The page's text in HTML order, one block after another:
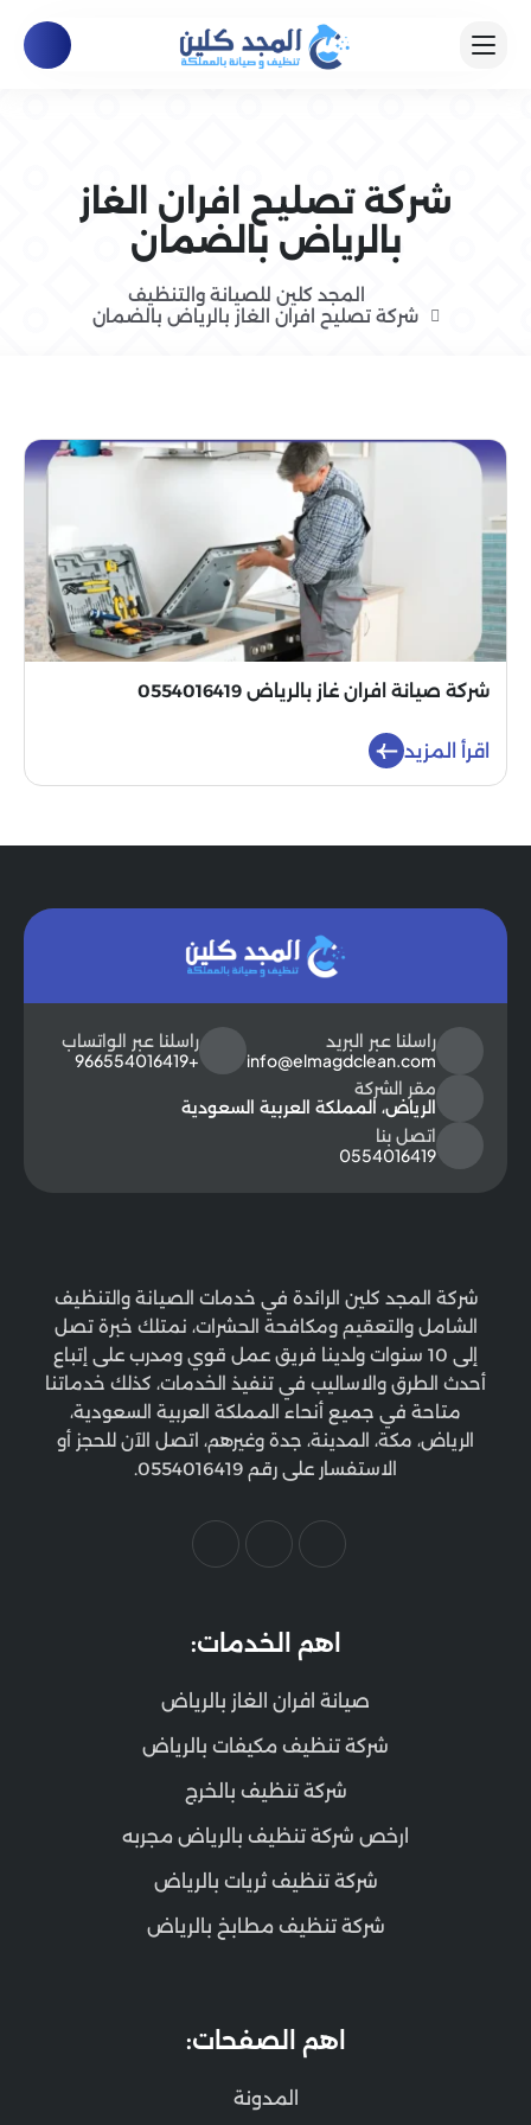
شركة تصليح افران الغاز
بالرياض بالضمان
المجد كلين للصيانة والتنظيف
شركة تصليح افران الغاز بالرياض بالضمان
شركة صيانة افران غاز بالرياض 0554016419
اقرأ المزيد
راسلنا عبر البريد
info@elmagdclean.com
راسلنا عبر الواتساب
+966554016419
مقر الشركة
الرياض، المملكة العربية السعودية
اتصل بنا
0554016419
شركة المجد كلين الرائدة في خدمات الصيانة والتنظيف
الشامل والتعقيم ومكافحة الحشرات، نمتلك خبرة تصل
إلى 10 سنوات ولدينا فريق عمل قوي ومدرب على إتباع
أحدث الطرق والاساليب في تنفيذ الخدمات، كذلك خدماتنا
متاحة في جميع أنحاء المملكة العربية السعودية،
الرياض، مكة، المدينة، جدة وغيرهم، اتصل الآن للحجز أو
الاستفسار على رقم 0554016419.
اهم الخدمات:
صيانة افران الغاز بالرياض
شركة تنظيف مكيفات بالرياض
شركة تنظيف بالخرج
ارخص شركة تنظيف بالرياض مجربه
شركة تنظيف ثريات بالرياض
شركة تنظيف مطابخ بالرياض
اهم الصفحات:
المدونة